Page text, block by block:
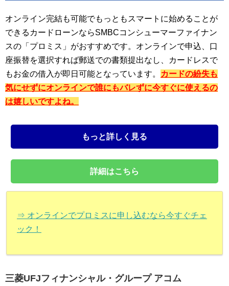
オンライン完結も可能でもっともスマートに始めることが
できるカードローンならSMBCコンシューマーファイナン
スの「プロミス」がおすすめです。オンラインで申込、口
座振替を選択すれば郵送での書類提出なし、カードレスで
もお金の借入が即日可能となっています。
カードの紛失も
気にせずにオンラインで誰にもバレずに今すぐに使えるの
は嬉しいですよね。
もっと詳しく見る
詳細はこちら
⇒ オンラインでプロミスに申し込むなら今すぐチェ
ック！
三菱UFJフィナンシャル・グループ アコム